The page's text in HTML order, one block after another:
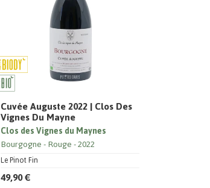
Cuvée Auguste 2022 | Clos Des
Vignes Du Mayne
Le Pinot Fin
Clos des Vignes du Maynes
Bourgogne Rouge 2022
49,90 €